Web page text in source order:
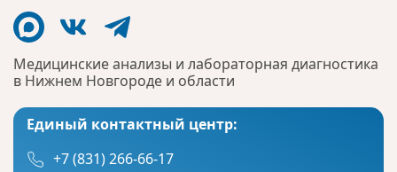
Медицинские анализы и лабораторная диагностика
в Нижнем Новгороде и области
Единый контактный центр:
+7 (831) 266-66-17